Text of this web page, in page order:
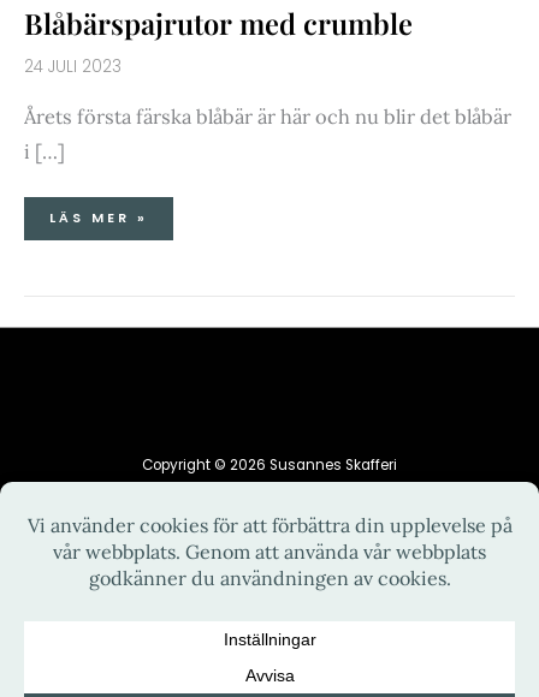
Blåbärspajrutor med crumble
24 JULI 2023
Årets första färska blåbär är här och nu blir det blåbär
i […]
LÄS MER »
Copyright © 2026 Susannes Skafferi
HEM INTEGRITETSPOLICY
KONTAKT
OM MIG
RECEPT